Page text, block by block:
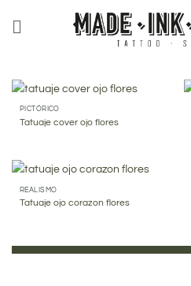
PICTÓRICO
Tatuaje cover ojo flores
REALISMO
Tatuaje ojo corazon flores